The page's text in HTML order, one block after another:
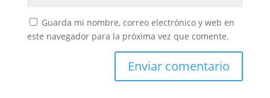
Guarda mi nombre, correo electrónico y web en
este navegador para la próxima vez que comente.